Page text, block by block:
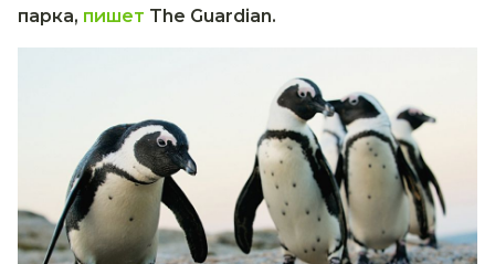
парка, пишет The Guardian.